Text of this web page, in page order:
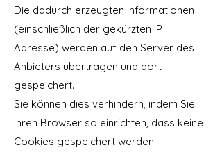
Die dadurch erzeugten Informationen
(einschließlich der gekürzten IP
Adresse) werden auf den Server des
Anbieters übertragen und dort
gespeichert.
Sie können dies verhindern, indem Sie
Ihren Browser so einrichten, dass keine
Cookies gespeichert werden.